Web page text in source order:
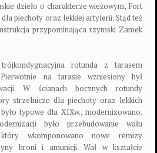
dzieło o charakterze wieżowym, Fort
piechoty oraz lekkiej artylerii. Stąd też
przypominająca rzymski Zamek
rotunda z tarasem
na tarasie wzniesiony był
W ścianach bocznych rotundy
strzelnicze dla piechoty oraz lekkich
typowe dla XIXw., modernizowano.
było przebudowanie wału
wkomponowano nowe remizy
broni i amunicji. Wał w kształcie